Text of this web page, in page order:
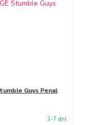
Guys Penal
3-7 dní